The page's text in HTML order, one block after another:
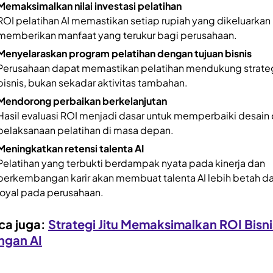
nilai investasi pelatihan
pelatihan AI memastikan setiap rupiah yang dikeluarkan
manfaat yang terukur bagi perusahaan.
program pelatihan dengan tujuan bisnis
dapat memastikan pelatihan mendukung
bukan sekadar aktivitas tambahan.
perbaikan berkelanjutan
evaluasi ROI menjadi dasar untuk memperbaiki desain
pelatihan di masa depan.
retensi talenta AI
yang terbukti berdampak nyata pada kinerja dan
karir akan membuat talenta AI lebih betah
pada perusahaan.
juga: Strategi Jitu Memaksimalkan ROI
AI